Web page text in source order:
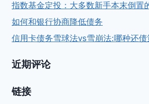
指数基金定投：大多数新手本末倒置
如何和银行协商降低债务
信用卡债务雪球法vs雪崩法:哪种还
近期评论
链接